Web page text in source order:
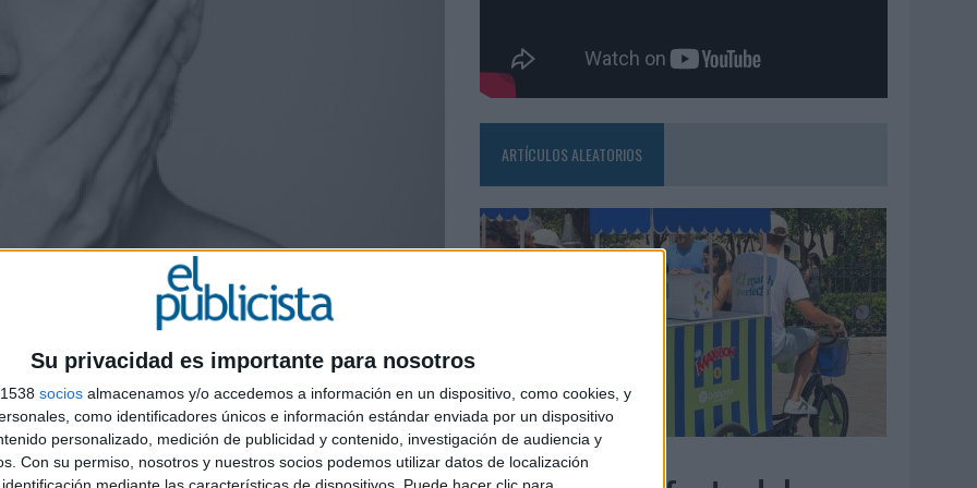
Su privacidad es importante para nosotros
socios almacenamos y/o accedemos a información en un dispositivo, como cookies, y
como identificadores únicos e información estándar enviada por un dispositivo
personalizado, medición de publicidad y contenido, investigación de audiencia y
Con su permiso, nosotros y nuestros socios podemos utilizar datos de localización
mediante las características de dispositivos. Puede hacer clic para
MEDIA MANAGEMENT & DELIVERY PRESIDENT
son más competitivos, aumentan las ofertas de productos y servicios y las opciones
confianza y la vinculación con las marcas.
ARTÍCULOS ALEATORIOS